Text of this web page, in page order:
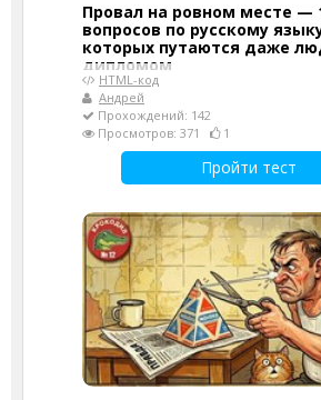
Провал на ровном месте —
вопросов по русскому
которых путаются даже
дипломом
HTML-код
Андрей
Прохождений: 142
Просмотров: 371
1
Пройти тест